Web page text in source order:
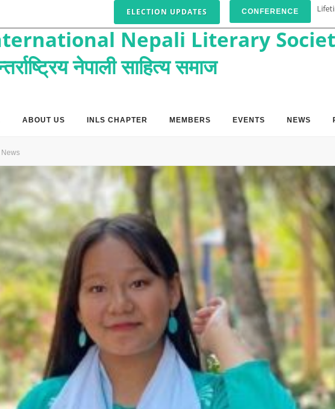
ELECTION UPDATES CONFERENCE
Nepali Literary
नेपाली साहित्य समाज
ABOUT US INLS CHAPTER MEMBERS EVENTS NEWS